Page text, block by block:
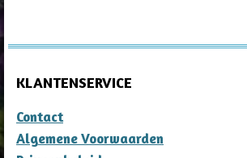
KLANTENSERVICE
Contact
Algemene Voorwaarden